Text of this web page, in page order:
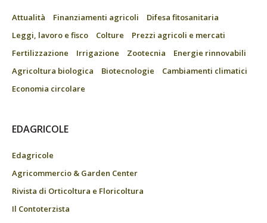
Attualità Finanziamenti agricoli
Difesa fitosanitaria
Leggi, lavoro e fisco
Colture
Prezzi agricoli e mercati
Fertilizzazione
Irrigazione Zootecnia
Energie rinnovabili
Agricoltura biologica
Biotecnologie
Cambiamenti climatici
Economia circolare
EDAGRICOLE
Edagricole
Agricommercio & Garden Center
Rivista di Orticoltura e Floricoltura
Il Contoterzista